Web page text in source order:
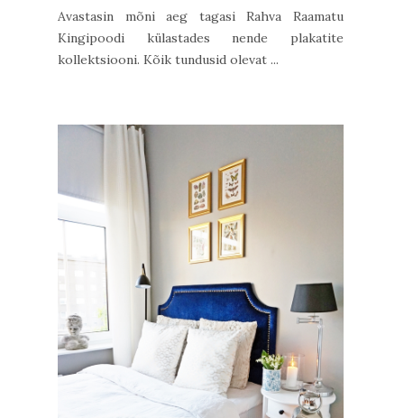
Avastasin mõni aeg tagasi Rahva Raamatu
Kingipoodi külastades nende plakatite
kollektsiooni. Kõik tundusid olevat ...